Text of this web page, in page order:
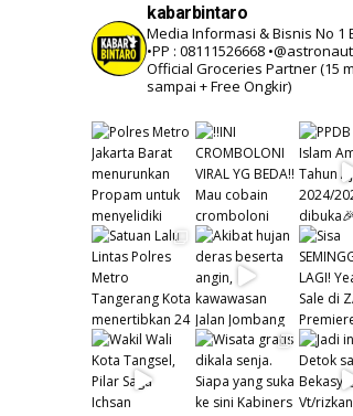
kabarbintaro
Media Informasi & Bisnis No 1
•PP : 08111526668
Official Groceries Partner(15
sampai + Free Ongkir)